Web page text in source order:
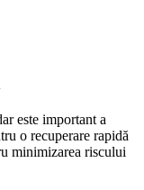
este important a
o recuperare rapidă
minimizarea riscului